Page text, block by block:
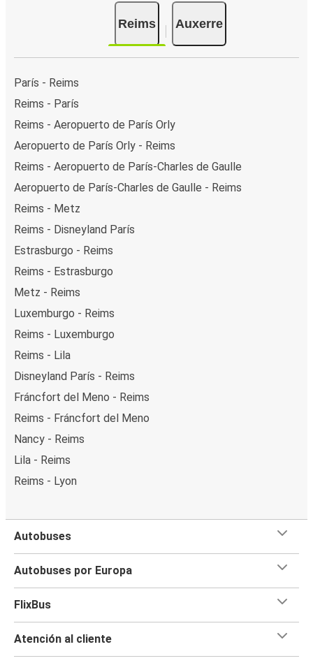
Reims Auxerre
París - Reims
Reims - París
Reims - Aeropuerto de París Orly
Aeropuerto de París Orly - Reims
Reims - Aeropuerto de París-Charles de Gaulle
Aeropuerto de París-Charles de Gaulle - Reims
Reims - Metz
Reims - Disneyland París
Estrasburgo - Reims
Reims - Estrasburgo
Metz - Reims
Luxemburgo - Reims
Reims - Luxemburgo
Reims - Lila
Disneyland París - Reims
Fráncfort del Meno - Reims
Reims - Fráncfort del Meno
Nancy - Reims
Lila - Reims
Reims - Lyon
Autobuses
Autobuses por Europa
FlixBus
Atención al cliente